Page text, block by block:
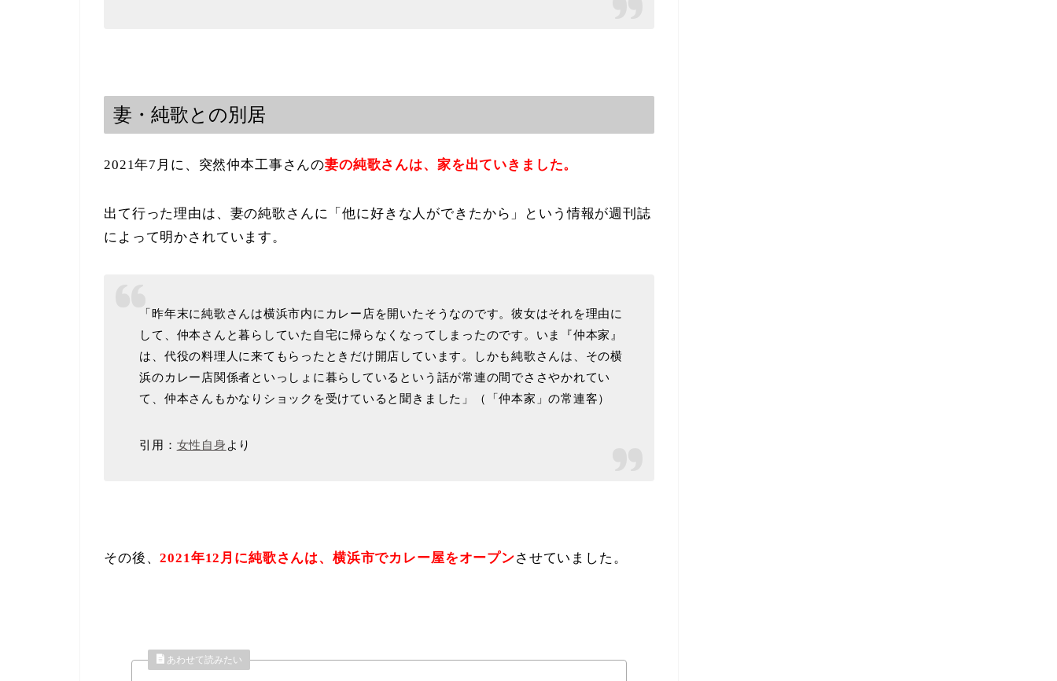
妻・純歌との別居
2021年7月に、突然仲本工事さんの妻の純歌さんは、家を出ていきました。
出て行った理由は、妻の純歌さんに「他に好きな人ができたから」という情報が週刊誌
によって明かされています。
「昨年末に純歌さんは横浜市内にカレー店を開いたそうなのです。彼女はそれを理由に
して、仲本さんと暮らしていた自宅に帰らなくなってしまったのです。いま『仲本家』
は、代役の料理人に来てもらったときだけ開店しています。しかも純歌さんは、その横
浜のカレー店関係者といっしょに暮らしているという話が常連の間でささやかれてい
て、仲本さんもかなりショックを受けていると聞きました」（「仲本家」の常連客）
引用： 女性自身 より
その後、2021年12月に純歌さんは、横浜市でカレー屋をオープンさせていました。